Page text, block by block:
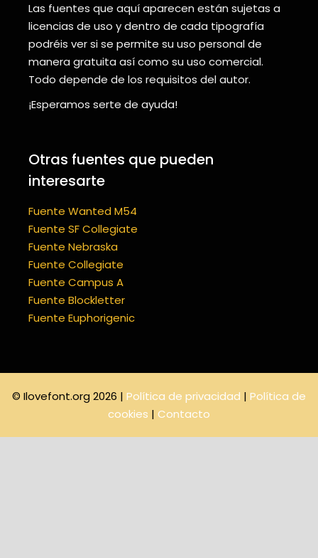
Las fuentes que aquí aparecen están sujetas a
licencias de uso y dentro de cada tipografía
podréis ver si se permite su uso personal de
manera gratuita así como su uso comercial.
Todo depende de los requisitos del autor.
¡Esperamos serte de ayuda!
Otras fuentes que pueden
interesarte
Fuente Wanted M54
Fuente SF Collegiate
Fuente Nebraska
Fuente Collegiate
Fuente Campus A
Fuente Blockletter
Fuente Euphorigenic
© Ilovefont.org 2026 | Política de privacidad | Política de
cookies | Contacto